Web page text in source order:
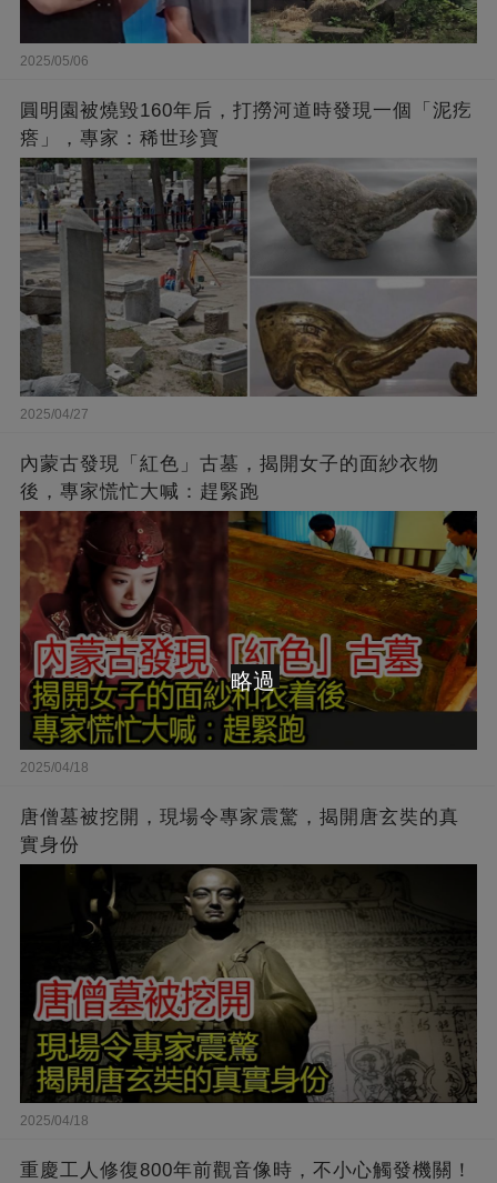
2025/05/06
圓明園被燒毀160年后，打撈河道時發現一個「泥疙
瘩」，專家：稀世珍寶
2025/04/27
內蒙古發現「紅色」古墓，揭開女子的面紗衣物
後，專家慌忙大喊：趕緊跑
2025/04/18
唐僧墓被挖開，現場令專家震驚，揭開唐玄奘的真
實身份
2025/04/18
重慶工人修復800年前觀音像時，不小心觸發機關！
略過